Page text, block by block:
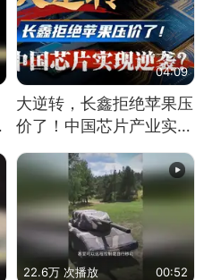
04:09
大逆转，长鑫拒绝苹果压
价了！中国芯片产业实现
怎样的逆袭？
22.6万 次播放 00:52